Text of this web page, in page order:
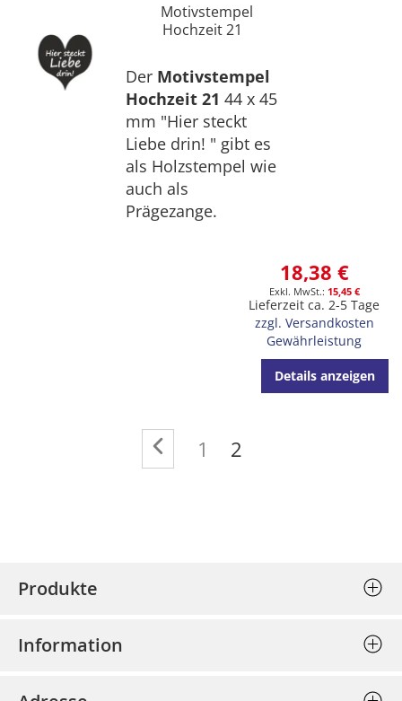
Motivstempel
Hochzeit 21
Der Motivstempel
Hochzeit 21 44 x 45
mm "Hier steckt
Liebe drin! " gibt es
als Holzstempel wie
auch als
Prägezange.
18,38 €
15,45 €
Lieferzeit ca. 2-5 Tage
zzgl. Versandkosten
Gewährleistung
Details anzeigen
Seite Seite
Zurück
Seite
1 Sie lesen gerade
2
Produkte
Textplatten einzeln
Information